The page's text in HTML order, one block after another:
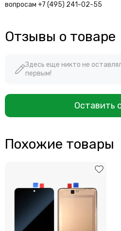
вопросам +7 (495) 241-02-55
Отзывы о товаре
Здесь еще никто не
первым!
Оставить
Похожие товары